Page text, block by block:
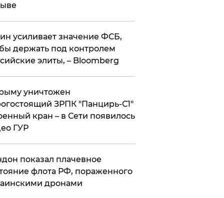
усиливает значение ФСБ,
держать под контролем
элиты, – Bloomberg
уничтожен
ЗРПК "Панцирь-С1"
кран – в Сети появилось
ГУР
показал плачевное
флота РФ, пораженного
дронами